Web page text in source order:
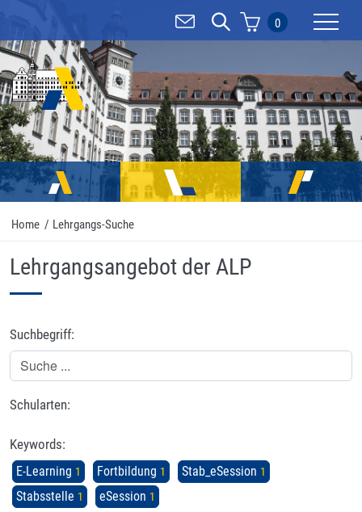
0
Home / Lehrgangs-Suche
Lehrgangsangebot der ALP
Suchbegriff:
Schularten:
Keywords:
E-Learning 1 Fortbildung 1 Stab_eSession 1
Stabsstelle 1 eSession 1